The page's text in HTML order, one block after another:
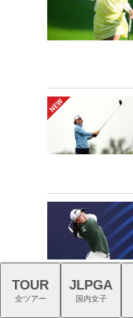
TOUR
全ツアー
JLPGA
国内女子